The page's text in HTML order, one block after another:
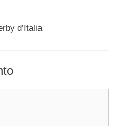
d’Italia